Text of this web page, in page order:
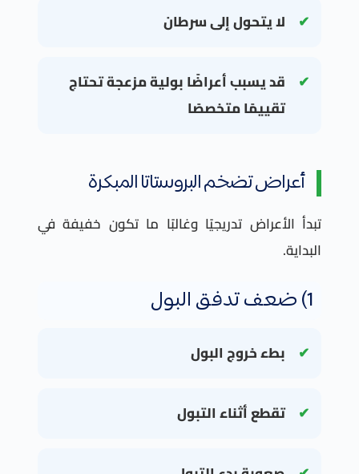
لا يتحول إلى سرطان
قد يسبب أعراضًا بولية مزعجة تحتاج
تقييمًا متخصصًا
أعراض تضخم البروستاتا المبكرة
تبدأ الأعراض تدريجيًا وغالبًا ما تكون خفيفة في
البداية.
1) ضعف تدفق البول
بطء خروج البول
تقطع أثناء التبول